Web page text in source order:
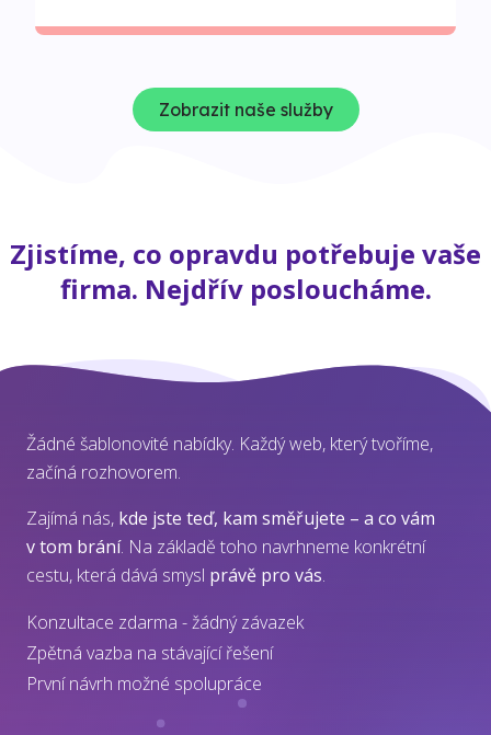
Zobrazit naše služby
Zjistíme, co opravdu potřebuje vaše
firma. Nejdřív posloucháme.
Žádné šablonovité nabídky. Každý web, který tvoříme,
začíná rozhovorem.
Zajímá nás, kde jste teď, kam směřujete – a co vám
v tom brání. Na základě toho navrhneme konkrétní
cestu, která dává smysl právě pro vás.
Konzultace zdarma - žádný závazek
Zpětná vazba na stávající řešení
První návrh možné spolupráce